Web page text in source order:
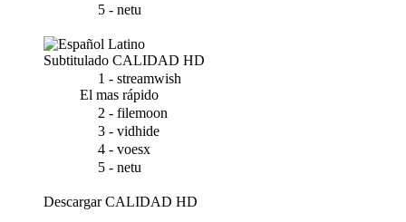
5 - netu
Subtitulado CALIDAD HD
1 - streamwish
El mas rápido
2 - filemoon
3 - vidhide
4 - voesx
5 - netu
DescargarCALIDAD HD